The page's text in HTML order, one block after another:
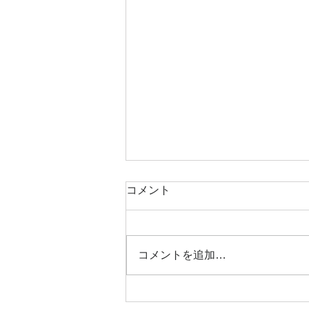
コメント
コメントを追加…